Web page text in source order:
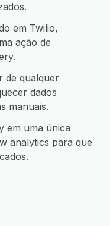
em Twilio,
ação de
de qualquer
dados
manuais.
em uma única
analytics para que